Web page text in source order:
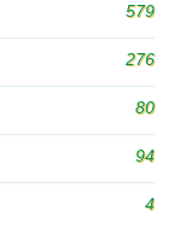
579
276
80
94
4